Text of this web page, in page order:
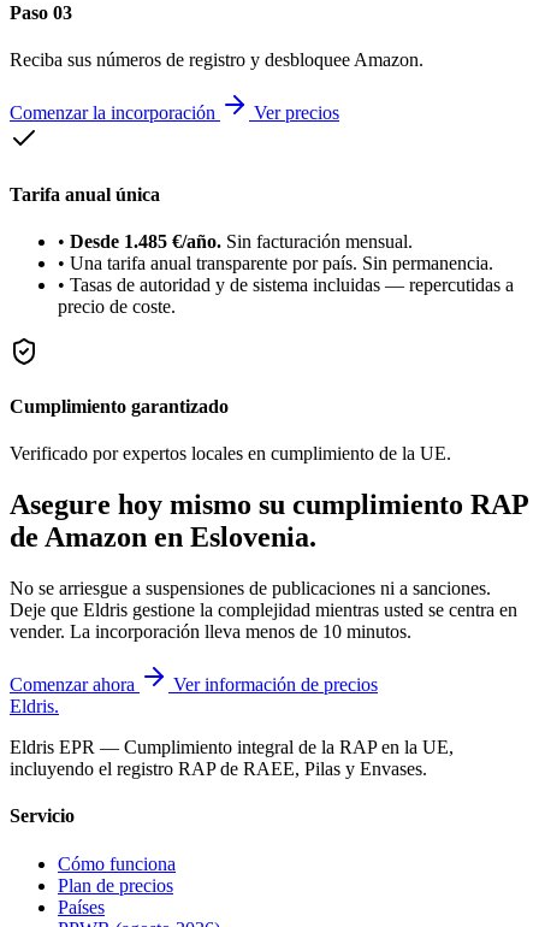
Paso 03
Reciba sus números de registro y desbloquee Amazon.
Comenzar la incorporación Ver precios
Tarifa anual única
• Desde 1.485 €/año. Sin facturación mensual.
• Una tarifa anual transparente por país. Sin permanencia.
• Tasas de autoridad y de sistema incluidas — repercutidas a
precio de coste.
Cumplimiento garantizado
Verificado por expertos locales en cumplimiento de la UE.
Asegure hoy mismo su cumplimiento RAP
de Amazon en Eslovenia.
No se arriesgue a suspensiones de publicaciones ni a sanciones.
Deje que Eldris gestione la complejidad mientras usted se centra en
vender. La incorporación lleva menos de 10 minutos.
Comenzar ahora
Ver información de precios
Eldris.
Eldris EPR — Cumplimiento integral de la RAP en la UE,
incluyendo el registro RAP de RAEE, Pilas y Envases.
Servicio
Cómo funciona
Plan de precios
Países